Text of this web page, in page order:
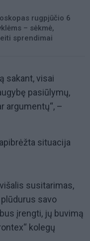
rugpjūčio 6
– sėkmė,
sprendimai
sakant, visai
pasiūlymų,
argumentų“, –
situacija
susitarimas,
savo
įrengti, jų buvimą
kolegų